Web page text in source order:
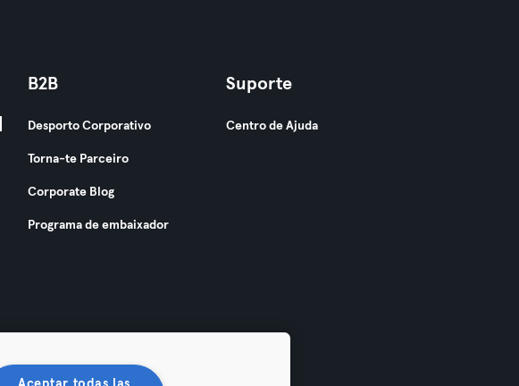
B2B
Desporto Corporativo
Torna-te Parceiro
Corporate Blog
Programa de embaixador
Suporte
Centro de Ajuda